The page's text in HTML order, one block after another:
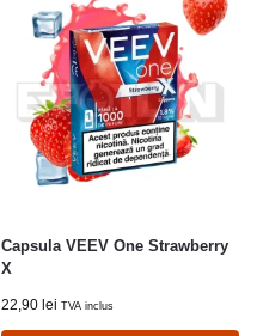
Capsula VEEV One Strawberry
X
22,90 lei TVA inclus